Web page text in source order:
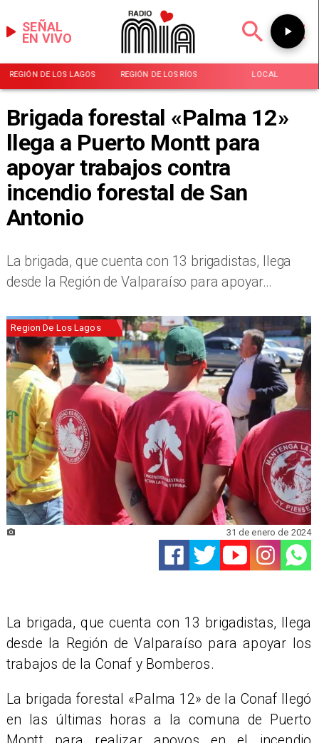
EN VIVO
SEÑAL
REGIÓN DE LOS LAGOS REGIÓN DE LOS RÍOS LOCAL
Brigada forestal «Palma 12»
llega a Puerto Montt para
apoyar trabajos contra
incendio forestal de San
Antonio
La brigada, que cuenta con 13 brigadistas, llega
desde la Región de Valparaíso para apoyar…
Region De Los Lagos
31 de enero de 2024
La brigada, que cuenta con 13 brigadistas, llega
desde la Región de Valparaíso para apoyar los
trabajos de la Conaf y Bomberos.
La brigada forestal «Palma 12» de la Conaf llegó
en las últimas horas a la comuna de Puerto